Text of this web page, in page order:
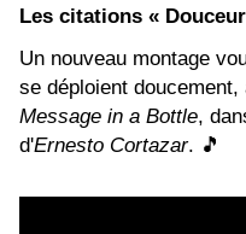
Les citations «
Un nouveau montage
se déploient
Message in a Bottle,
d'Ernesto Cortazar. 🎵